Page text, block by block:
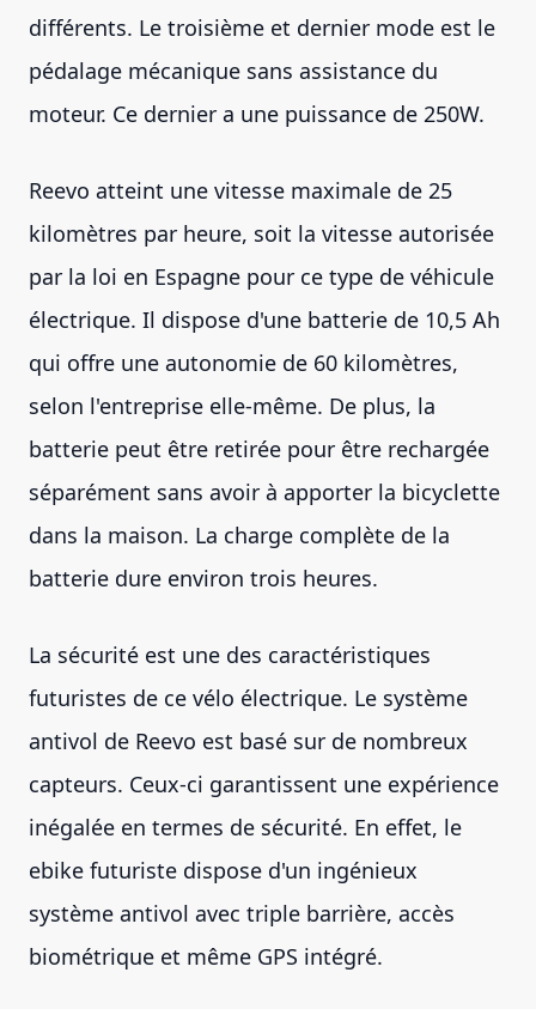
différents. Le troisième et dernier mode est le
pédalage mécanique sans assistance du
moteur. Ce dernier a une puissance de 250W.
Reevo atteint une vitesse maximale de 25
kilomètres par heure, soit la vitesse autorisée
par la loi en Espagne pour ce type de véhicule
électrique. Il dispose d'une batterie de 10,5 Ah
qui offre une autonomie de 60 kilomètres,
selon l'entreprise elle-même. De plus, la
batterie peut être retirée pour être rechargée
séparément sans avoir à apporter la bicyclette
dans la maison. La charge complète de la
batterie dure environ trois heures.
La sécurité est une des caractéristiques
futuristes de ce vélo électrique. Le système
antivol de Reevo est basé sur de nombreux
capteurs. Ceux-ci garantissent une expérience
inégalée en termes de sécurité. En effet, le
ebike futuriste dispose d'un ingénieux
système antivol avec triple barrière, accès
biométrique et même GPS intégré.